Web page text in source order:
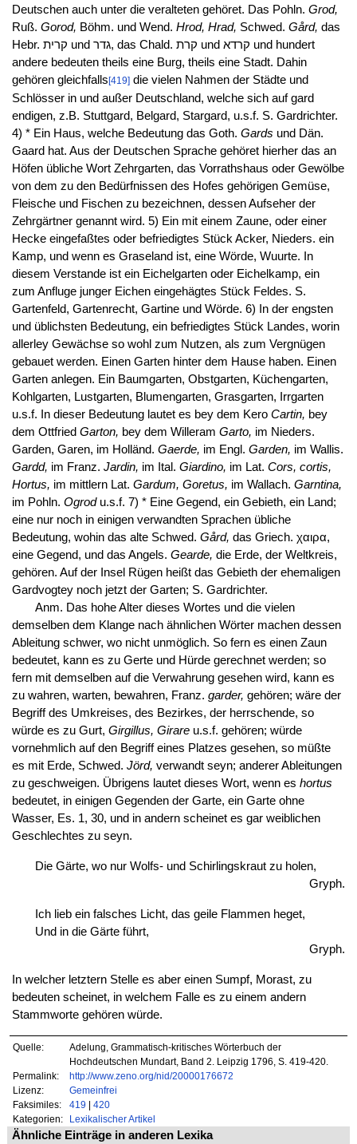
Deutschen auch unter die veralteten gehöret. Das Pohln. Grod,
Ruß. Gorod, Böhm. und Wend. Hrod, Hrad, Schwed. Gård, das
Hebr. קרית und גדר, das Chald. קרת und קרדא und hundert
andere bedeuten theils eine Burg, theils eine Stadt. Dahin
gehören gleichfalls [419]die vielen Nahmen der Städte und
Schlösser in und außer Deutschland, welche sich auf gard
endigen, z.B. Stuttgard, Belgard, Stargard, u.s.f. S. Gardrichter.
4) * Ein Haus, welche Bedeutung das Goth. Gards und Dän.
Gaard hat. Aus der Deutschen Sprache gehöret hierher das an
Höfen übliche Wort Zehrgarten, das Vorrathshaus oder Gewölbe
von dem zu den Bedürfnissen des Hofes gehörigen Gemüse,
Fleische und Fischen zu bezeichnen, dessen Aufseher der
Zehrgärtner genannt wird. 5) Ein mit einem Zaune, oder einer
Hecke eingefaßtes oder befriedigtes Stück Acker, Nieders. ein
Kamp, und wenn es Graseland ist, eine Wörde, Wuurte. In
diesem Verstande ist ein Eichelgarten oder Eichelkamp, ein
zum Anfluge junger Eichen eingehägtes Stück Feldes. S.
Gartenfeld, Gartenrecht, Gartine und Wörde. 6) In der engsten
und üblichsten Bedeutung, ein befriedigtes Stück Landes, worin
allerley Gewächse so wohl zum Nutzen, als zum Vergnügen
gebauet werden. Einen Garten hinter dem Hause haben. Einen
Garten anlegen. Ein Baumgarten, Obstgarten, Küchengarten,
Kohlgarten, Lustgarten, Blumengarten, Grasgarten, Irrgarten
u.s.f. In dieser Bedeutung lautet es bey dem Kero Cartin, bey
dem Ottfried Garton, bey dem Willeram Garto, im Nieders.
Garden, Garen, im Holländ. Gaerde, im Engl. Garden, im Wallis.
Gardd, im Franz. Jardin, im Ital. Giardino, im Lat. Cors, cortis,
Hortus, im mittlern Lat. Gardum, Goretus, im Wallach. Garntina,
im Pohln. Ogrodu.s.f. 7) * Eine Gegend, ein Gebieth, ein Land;
eine nur noch in einigen verwandten Sprachen übliche
Bedeutung, wohin das alte Schwed. Gård, das Griech. χαιρα,
eine Gegend, und das Angels. Gearde, die Erde, der Weltkreis,
gehören. Auf der Insel Rügen heißt das Gebieth der ehemaligen
Gardvogtey noch jetzt der Garten; S. Gardrichter.
Anm. Das hohe Alter dieses Wortes und die vielen
demselben dem Klange nach ähnlichen Wörter machen dessen
Ableitung schwer, wo nicht unmöglich. So fern es einen Zaun
bedeutet, kann es zu Gerte und Hürde gerechnet werden; so
fern mit demselben auf die Verwahrung gesehen wird, kann es
zu wahren, warten, bewahren, Franz. garder, gehören; wäre der
Begriff des Umkreises, des Bezirkes, der herrschende, so
würde es zu Gurt, Girgillus, Girareu.s.f. gehören; würde
vornehmlich auf den Begriff eines Platzes gesehen, so müßte
es mit Erde, Schwed. Jörd, verwandt seyn; anderer Ableitungen
zu geschweigen. Übrigens lautet dieses Wort, wenn es hortus
bedeutet, in einigen Gegenden der Garte, ein Garte ohne
Wasser, Es. 1, 30, und in andern scheinet es gar weiblichen
Geschlechtes zu seyn.
Die Gärte, wo nur Wolfs- und Schirlingskraut zu holen,
Gryph.
Ich lieb ein falsches Licht, das geile Flammen heget,
Und in die Gärte führt,
Gryph.
In welcher letztern Stelle es aber einen Sumpf, Morast, zu
bedeuten scheinet, in welchem Falle es zu einem andern
Stammworte gehören würde.
Quelle:
Adelung, Grammatisch-kritisches Wörterbuch der
Hochdeutschen Mundart, Band 2. Leipzig 1796, S. 419-420.
Permalink:
http://www.zeno.org/nid/20000176672
Lizenz:
Gemeinfrei
Faksimiles:
419 | 420
Kategorien:
Lexikalischer Artikel
Ähnliche Einträge in anderen Lexika